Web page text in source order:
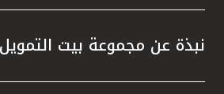
نبذة عن مجموعة بيت